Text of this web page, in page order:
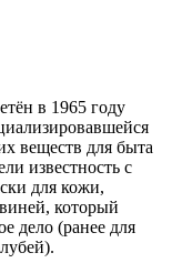
в 1965 году
веществ для быта
известность с
для кожи,
который
дело (ранее для